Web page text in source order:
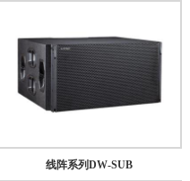
线阵系列DW-SUB